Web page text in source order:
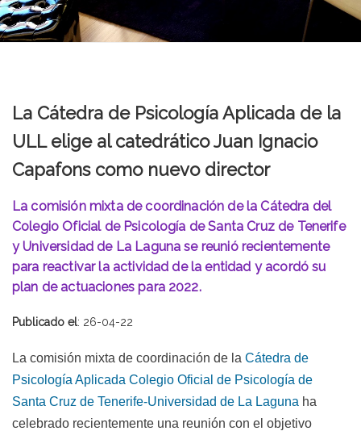
La Cátedra de Psicología Aplicada de la
ULL elige al catedrático Juan Ignacio
Capafons como nuevo director
La comisión mixta de coordinación de la Cátedra del
Colegio Oficial de Psicología de Santa Cruz de Tenerife
y Universidad de La Laguna se reunió recientemente
para reactivar la actividad de la entidad y acordó su
plan de actuaciones para 2022.
Publicado el: 26-04-22
La comisión mixta de coordinación de la Cátedra de
Psicología Aplicada Colegio Oficial de Psicología de
Santa Cruz de Tenerife-Universidad de La Laguna ha
celebrado recientemente una reunión con el objetivo